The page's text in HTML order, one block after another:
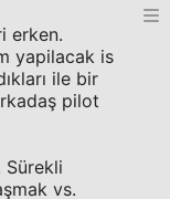
erken.
yapilacak is
ile bir
pilot
Sürekli
vs.